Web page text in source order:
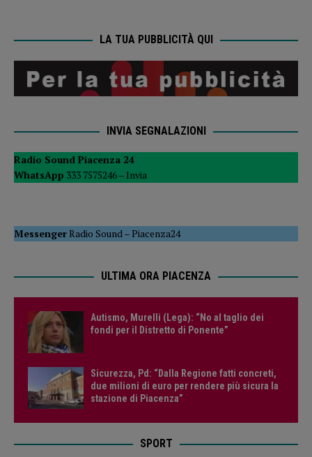
LA TUA PUBBLICITÀ QUI
INVIA SEGNALAZIONI
Radio Sound Piacenza 24
WhatsApp 333 7575246 – Invia
MessengerRadio Sound–Piacenza24
ULTIMA ORA PIACENZA
Autismo, Murelli (Lega): “No al taglio dei
fondi per il Distretto di Ponente”
Sicurezza, Pd: “Dalla Regione fatti concreti,
due milioni di euro per rendere più sicura la
stazione di Piacenza”
SPORT